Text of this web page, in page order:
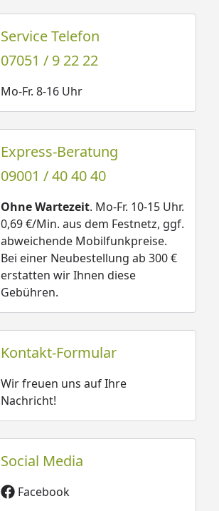
Service Telefon
07051 / 9 22 22
Mo-Fr. 8-16 Uhr
Express-Beratung
09001 / 40 40 40
Ohne Wartezeit. Mo-Fr. 10-15 Uhr.
0,69 €/Min. aus dem Festnetz, ggf.
abweichende Mobilfunkpreise.
Bei einer Neubestellung ab 300 €
erstatten wir Ihnen diese
Gebühren.
Kontakt-Formular
Wir freuen uns auf Ihre
Nachricht!
Social Media
Facebook